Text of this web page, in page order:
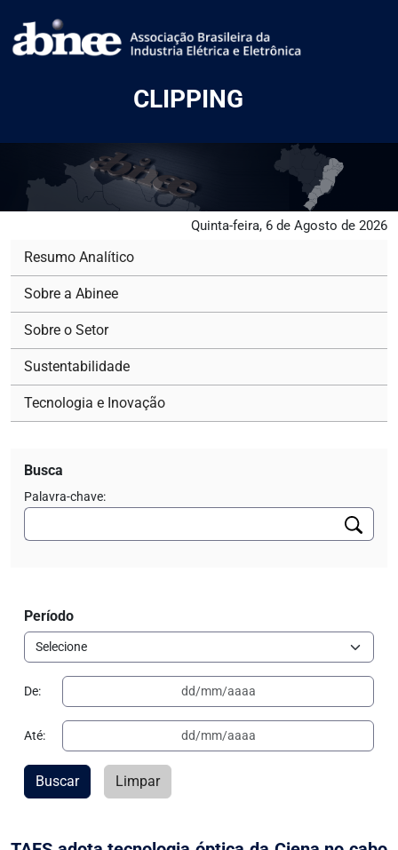
CLIPPING
Quinta-feira, 6 de Agosto de 2026
Resumo Analítico
Sobre a Abinee
Sobre o Setor
Sustentabilidade
Tecnologia e Inovação
Busca
Palavra-chave:
Período
De:
Até:
Buscar Limpar